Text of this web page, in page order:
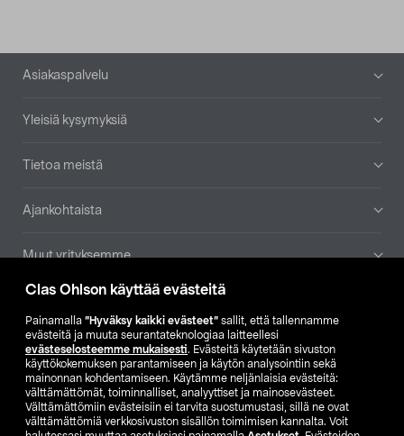
Clas Ohlson käyttää evästeitä
Painamalla ”Hyväksy kaikki evästeet” sallit, että tallennamme
evästeitä ja muuta seurantateknologiaa laitteellesi
evästeselosteemme mukaisesti. Evästeitä käytetään sivuston
käyttökokemuksen parantamiseen ja käytön analysointiin sekä
mainonnan kohdentamiseen. Käytämme neljänlaisia evästeitä:
välttämättömät, toiminnalliset, analyyttiset ja mainosevästeet.
Välttämättömiin evästeisiin ei tarvita suostumustasi, sillä ne ovat
välttämättömiä verkkosivuston sisällön toimimisen kannalta. Voit
Alatunniste
Asiakaspalvelu
Yleisiä kysymyksiä
Tietoa meistä
Ajankohtaista
Muut yrityksemme
Etsi myymälä
SE NO FI
FI SV